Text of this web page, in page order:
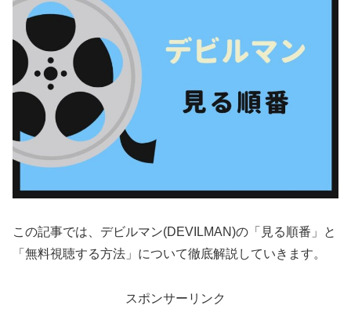
この記事では、デビルマン(DEVILMAN)の「見る順番」と
「無料視聴する方法」について徹底解説していきます。
スポンサーリンク